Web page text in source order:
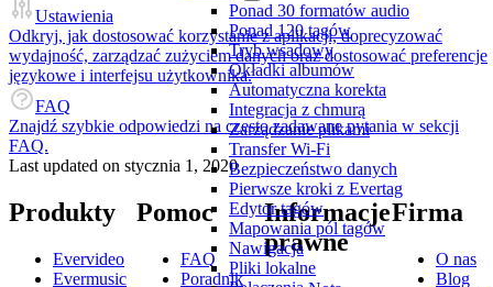
Ponad 30 formatów audio
Ponad 120 tagów
Tryb wsadowy
Okładki albumów
Automatyczna korekta
Integracja z chmurą
Zarządzanie plikami
Transfer Wi-Fi
Bezpieczeństwo danych
Pierwsze kroki z Evertag
Edytor tagów
Mapowania pól tagów
Nawigacja
Pliki lokalne
Ustawienia
Odkryj, jak dostosować korzystanie z aplikacji, doprecyzować
wydajność, zarządzać zużyciem danych oraz dostosować preferencje
językowe i interfejsu użytkownika.
FAQ
Znajdź szybkie odpowiedzi na często zadawane pytania w sekcji
FAQ.
Last updated on stycznia 1, 2020
Produkty
Evervideo
Evermusic
Pomoc
FAQ
Poradnik
Informacje
prawne
Firma
O nas
Blog